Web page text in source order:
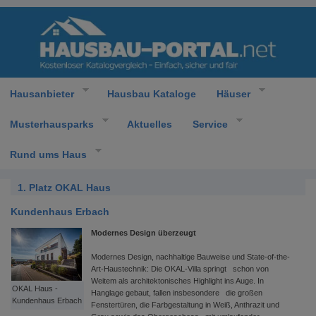
Hausanbieter Hausbau Kataloge Häuser
Musterhausparks Aktuelles Service
Rund ums Haus
1. Platz OKAL Haus
Kundenhaus Erbach
OKAL Haus -
Kundenhaus Erbach
Modernes Design überzeugt
Modernes Design, nachhaltige Bauweise und State-of-the-
Art-Haustechnik: Die OKAL-Villa springt schon von
Weitem als architektonisches Highlight ins Auge. In
Hanglage gebaut, fallen insbesondere die großen
Fenstertüren, die Farbgestaltung in Weiß, Anthrazit und